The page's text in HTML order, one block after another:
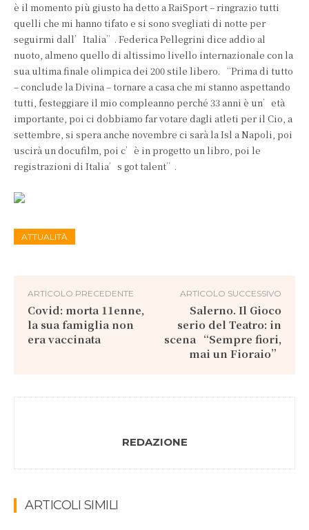
è il momento più giusto ha detto a RaiSport – ringrazio tutti
quelli che mi hanno tifato e si sono svegliati di notte per
seguirmi dall’Italia”. Federica Pellegrini dice addio al
nuoto, almeno quello di altissimo livello internazionale con la
sua ultima finale olimpica dei 200 stile libero. “Prima di tutto
– conclude la Divina – tornare a casa che mi stanno aspettando
tutti, festeggiare il mio compleanno perché 33 anni è un’età
importante, poi ci dobbiamo far votare dagli atleti per il Cio, a
settembre, si spera anche novembre ci sarà la Isl a Napoli, poi
uscirà un docufilm, poi c’è in progetto un libro, poi le
registrazioni di Italia’s got talent”.
ATTUALITÀ
ARTICOLO PRECEDENTE
Covid: morta 11enne,
la sua famiglia non
era vaccinata
ARTICOLO SUCCESSIVO
Salerno. Il Gioco
serio del Teatro: in
scena “Sempre fiori,
mai un Fioraio”
REDAZIONE
ARTICOLI SIMILI